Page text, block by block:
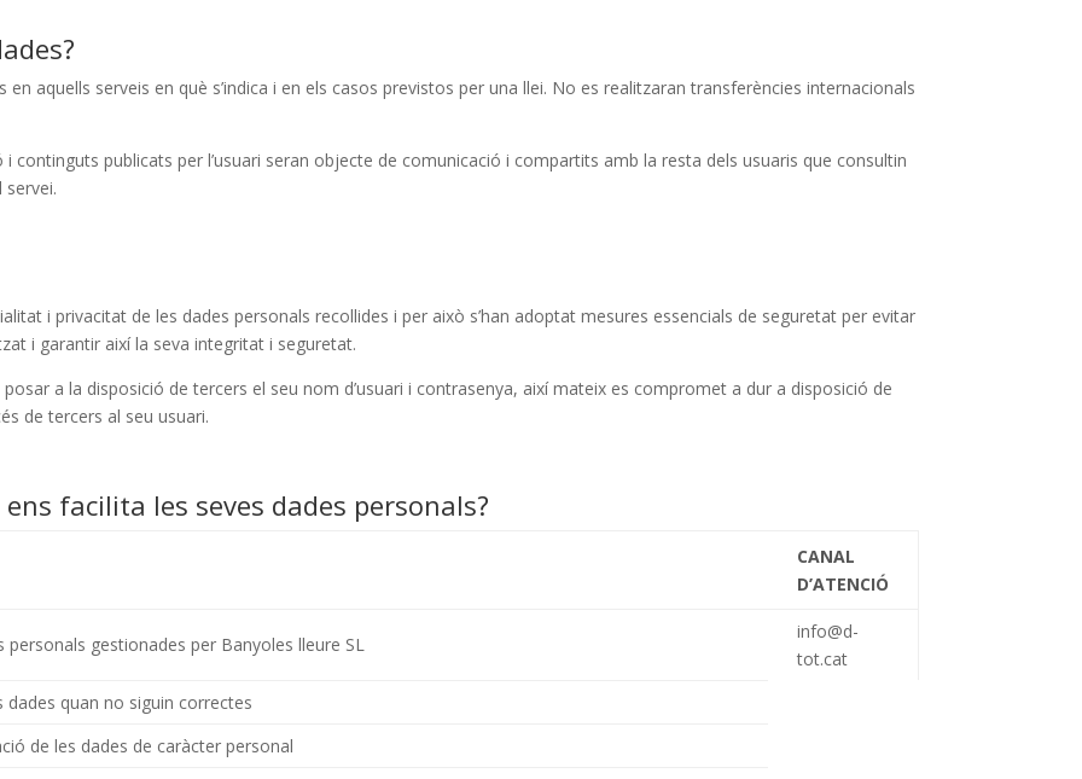
aquells serveis en què s’indica i en els casos previstos per una llei. No es realitzaran transferències internacionals
continguts publicats per l’usuari seran objecte de comunicació i compartits amb la resta dels usuaris que consultin
i privacitat de les dades personals recollides i per això s’han adoptat mesures essencials de seguretat per evitar
i garantir així la seva integritat i seguretat.
a la disposició de tercers el seu nom d’usuari i contrasenya, així mateix es compromet a dur a disposició de
de tercers al seu usuari.
facilita les seves dades personals?
CANAL
D’ATENCIÓ
personals gestionades per Banyoles lleure SL
info@d-
tot.cat
quan no siguin correctes
de les dades de caràcter personal